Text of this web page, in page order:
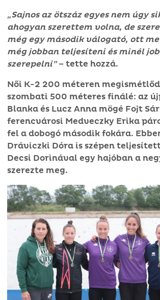
„Sajnos az ötszáz egyes nem úgy
ahogyan szerettem volna, de
még egy második válogató, ott
még jobban teljesíteni és minél
szerepelni”– tette hozzá.
Női K-2 200 méteren
szombati 500 méteres finálé: az
Blanka és Lucz Anna mögé Fojt
ferencvárosi Medveczky Erika
fel a dobogó második fokára.
Dráviczki Dóra is szépen
Decsi Dorinával egy hajóban a
szerezte meg.